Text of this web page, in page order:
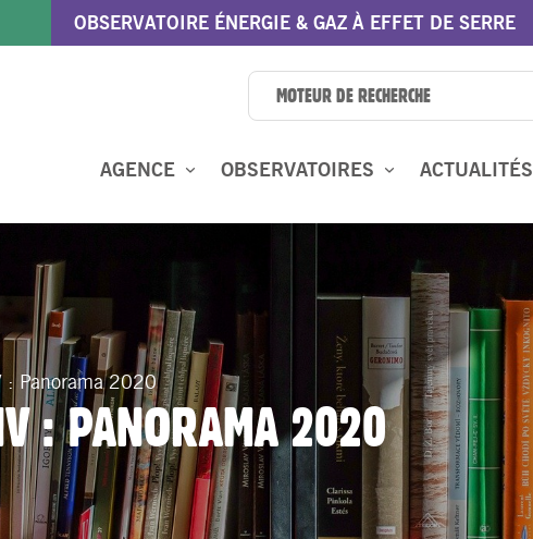
OBSERVATOIRE ÉNERGIE & GAZ À EFFET DE SERRE
AGENCE OBSERVATOIRES ACTUALITÉS
: Panorama 2020
: PANORAMA 2020